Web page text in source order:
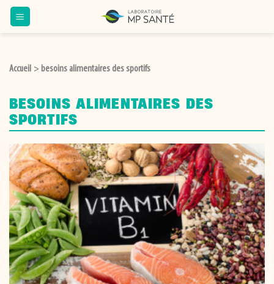
Passer
au
Accueil > besoins alimentaires des sportifs
BESOINS ALIMENTAIRES DES
SPORTIFS